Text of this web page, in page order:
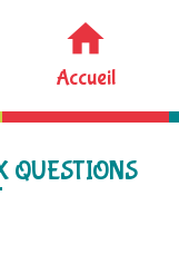
Accueil
QUESTIONS